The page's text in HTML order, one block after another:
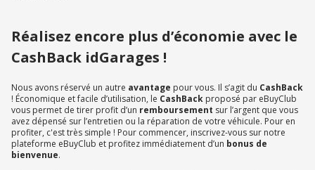
Réalisez encore plus d’économie avec le
CashBack idGarages !
Nous avons réservé un autre avantage pour vous. Il s’agit du CashBack
! Économique et facile d’utilisation, le CashBack proposé par eBuyClub
vous permet de tirer profit d’un remboursement sur l’argent que vous
avez dépensé sur l’entretien ou la réparation de votre véhicule. Pour en
profiter, c'est très simple ! Pour commencer, inscrivez-vous sur notre
plateforme eBuyClub et profitez immédiatement d’un bonus de
bienvenue.